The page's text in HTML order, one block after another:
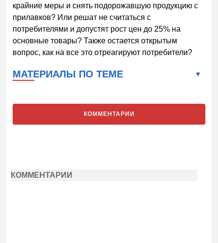
крайние меры и снять подорожавшую продукцию с
прилавков? Или решат не считаться с
потребителями и допустят рост цен до 25% на
основные товары? Также остается открытым
вопрос, как на все это отреагируют потребители?
МАТЕРИАЛЫ ПО ТЕМЕ
КОММЕНТАРИИ
КОММЕНТАРИИ